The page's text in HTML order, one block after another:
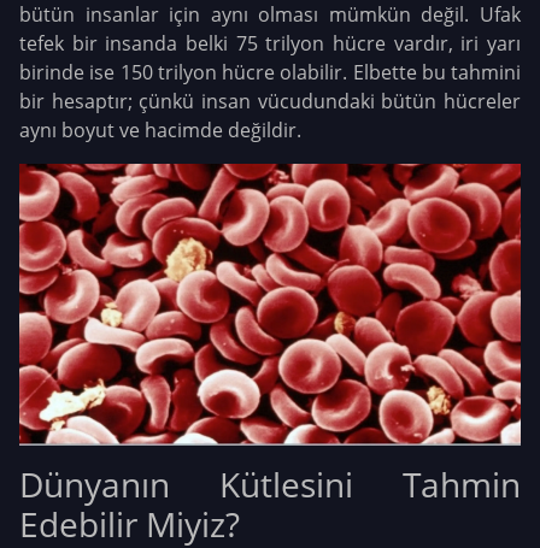
bütün insanlar için aynı olması mümkün değil. Ufak
tefek bir insanda belki 75 trilyon hücre vardır, iri yarı
birinde ise 150 trilyon hücre olabilir. Elbette bu tahmini
bir hesaptır; çünkü insan vücudundaki bütün hücreler
aynı boyut ve hacimde değildir.
Dünyanın Kütlesini Tahmin
Edebilir Miyiz?